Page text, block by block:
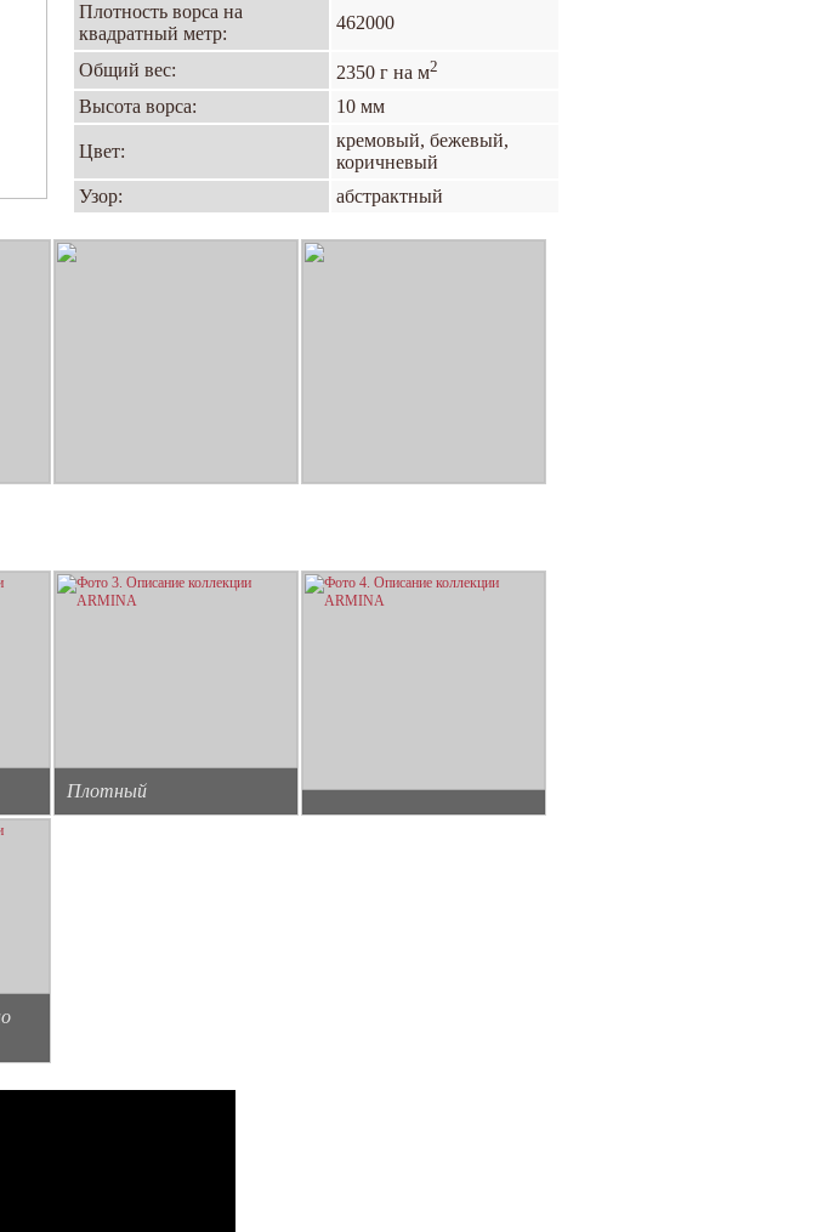
Плотность ворса на
квадратный метр:
462000
Общий вес: 2350 г на м2
Высота ворса: 10 мм
Цвет:
кремовый, бежевый,
коричневый
Узор:
абстрактный
Плотный